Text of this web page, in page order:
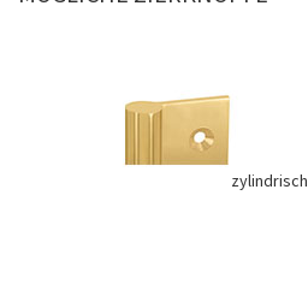
zylindrisch